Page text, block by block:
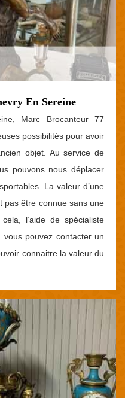
En Sereine
Marc Brocanteur 77
possibilités pour avoir
objet. Au service de
pouvons nous déplacer
La valeur d’une
pas être connue sans une
l’aide de spécialiste
pouvez contacter un
connaitre la valeur du